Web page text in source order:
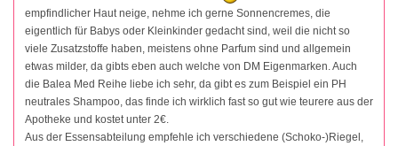
empfindlicher Haut neige, nehme ich gerne Sonnencremes, die
eigentlich für Babys oder Kleinkinder gedacht sind, weil die nicht so
viele Zusatzstoffe haben, meistens ohne Parfum sind und allgemein
etwas milder, da gibts eben auch welche von DM Eigenmarken. Auch
die Balea Med Reihe liebe ich sehr, da gibt es zum Beispiel ein PH
neutrales Shampoo, das finde ich wirklich fast so gut wie teurere aus der
Apotheke und kostet unter 2€.
Aus der Essensabteilung empfehle ich verschiedene (Schoko-)Riegel,